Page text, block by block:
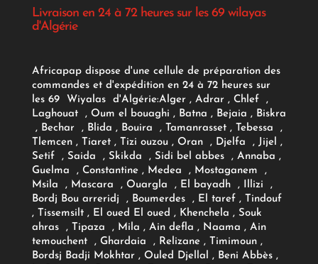
Livraison en 24 à 72 heures sur les 69 wilayas
d'Algérie
Africapap dispose d'une cellule de préparation des
commandes et d'expédition en 24 à 72 heures sur
les 69 Wiyalas d'Algérie:Alger , Adrar, Chlef ,
Laghouat , Oum el bouaghi , Batna , Bejaia , Biskra
, Bechar , Blida , Bouira , Tamanrasset , Tebessa ,
Tlemcen , Tiaret , Tizi ouzou , Oran , Djelfa , Jijel ,
Setif , Saida , Skikda , Sidi bel abbes , Annaba ,
Guelma , Constantine , Medea , Mostaganem ,
Msila , Mascara , Ouargla , El bayadh , Illizi ,
Bordj Bou arreridj , Boumerdes , El taref , Tindouf
, Tissemsilt , El oued El oued , Khenchela , Souk
ahras , Tipaza , Mila , Ain defla , Naama , Ain
temouchent , Ghardaia , Relizane , Timimoun ,
Bordsj Badji Mokhtar , Ouled Djellal , Beni Abbès ,